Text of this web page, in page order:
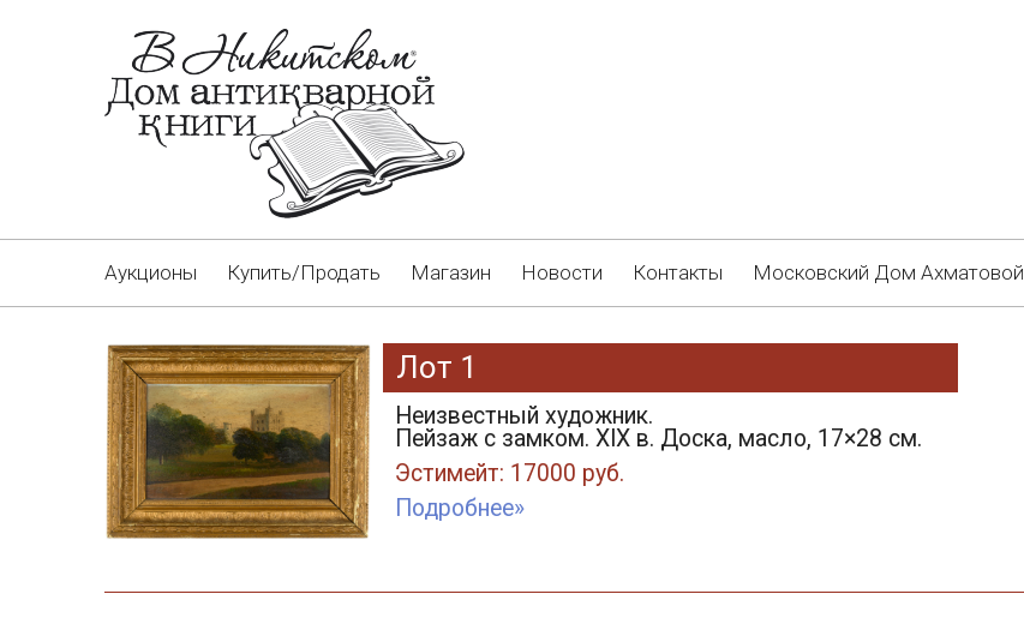
Аукционы Купить/Продать Магазин Новости Контакты Московский Дом Ахматовой
Лот 1
Неизвестный художник.
Пейзаж с замком. XIX в. Доска, масло, 17×28 см.
Эстимейт: 17000 руб.
Подробнее»